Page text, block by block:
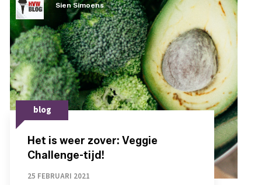
blog
Het is weer zover: Veggie
Challenge-tijd!
25 FEBRUARI 2021
Sien Simoens